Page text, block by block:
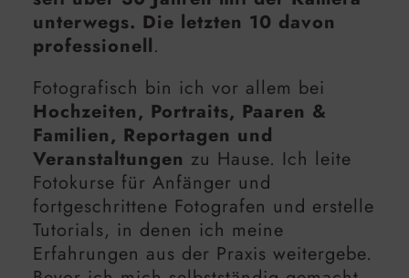
unterwegs. Die letzten 10 davon
professionell.
Fotografisch bin ich vor allem bei
Hochzeiten, Portraits, Paaren &
Familien, Reportagen und
Veranstaltungen zu Hause. Ich leite
Fotokurse für Anfänger und
fortgeschrittene Fotografen und erstelle
Tutorials, in denen ich meine
Erfahrungen aus der Praxis weitergebe.